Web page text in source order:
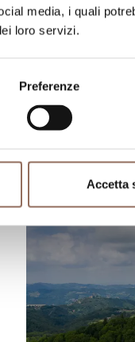
media, i quali
loro servizi.
Preferenze
Accetta
Durata
Difficoltà